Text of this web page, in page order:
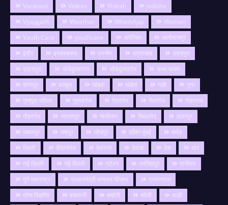
Varanasi
Videos Videsh
vidisha
Vijaygarh
Weather WhatsApp
Women
Youth Care
youthcare अमेरिका
अलीराजपुर
इंदौर
इस्लामाबाद उज्जैन उत्तराखंड
उदयपुरा
उदायपुरा
ओबेदुल्लागंज औबेदुल्लागंज
कथा वाचन
कानपुर
काबुल खंडवा खंडेरा गङी
गुना
गुमशुदा महिला
गुलाबगंज गैतरगंज गैरतगंज
गोहरगंज
गौहरगंज
ग्यारसपुर ग्वालियर चिकलोद
छतरपुर
जबलपुर
जयपुर जोधपुर दक्षिण मुंबई
दमोह
दिल्ली
दीवानगंज देवनगर देवास देश
धार
नई दिल्ली
नई दिल्ली नटेरन नरसिंहपुर
पानीपत
पुणे महाराष्ट्र
प्रधानमंत्री मानधन योजना
प्रयागराज
प्रेस विज्ञप्ति
बङवानी बम्होरी बरेली
बाङी